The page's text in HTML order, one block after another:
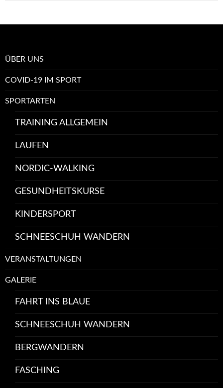
ÜBER UNS
COVID-19 IM SPORT
SPORTARTEN
TRAINING ALLGEMEIN
LAUFEN
NORDIC-WALKING
GESUNDHEITSKURSE
KINDERSPORT
SCHNEESCHUH WANDERN
VERANSTALTUNGEN
GALERIE
FAHRT INS BLAUE
SCHNEESCHUH WANDERN
BERGWANDERN
FASCHING